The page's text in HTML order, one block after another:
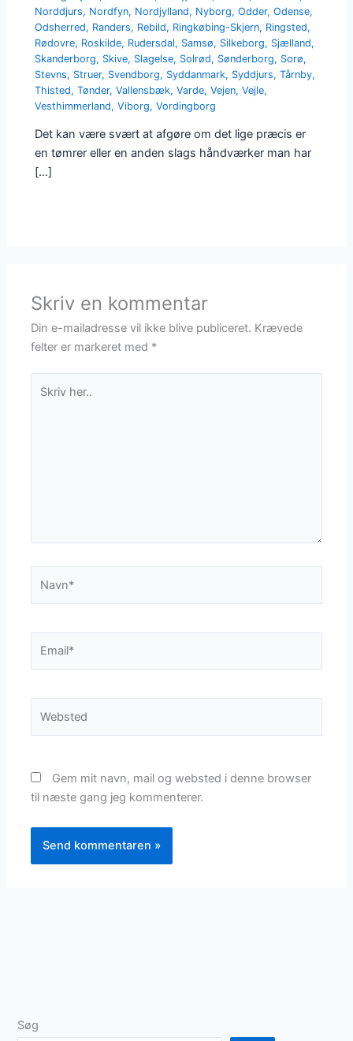
Norddjurs, Nordfyn, Nordjylland, Nyborg,Odder,Odense,
Odsherred, Randers, Rebild, Ringkøbing-Skjern, Ringsted,
Rødovre, Roskilde, Rudersdal, Samsø, Silkeborg, Sjælland,
Skanderborg, Skive, Slagelse, Solrød, Sønderborg, Sorø,
Stevns, Struer, Svendborg, Syddanmark, Syddjurs,Tårnby,
Thisted,Tønder,Vallensbæk,Varde,Vejen,Vejle,
Vesthimmerland,Viborg,Vordingborg
Det kan være svært at afgøre om det lige præcis er
en tømrer eller en anden slags håndværker man har
[…]
Skriv en kommentar
Din e-mailadresse vil ikke blive publiceret. Krævede
felter er markeret med *
Gem mit navn, mail og websted i denne browser
til næste gang jeg kommenterer.
Søg